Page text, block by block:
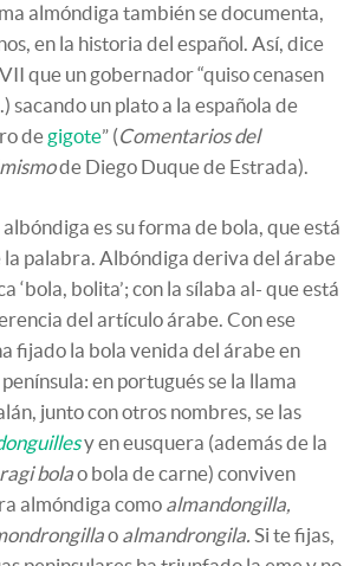
almóndiga también se documenta,
en la historia del español. Así, dice
que un gobernador “quiso cenasen
sacando un plato a la española de
de gigote” (Comentarios del
de Diego Duque de Estrada).
es su forma de bola, que está
la palabra. Albóndiga deriva del árabe
‘bola, bolita’; con la sílaba al- que está
del artículo árabe. Con ese
fijado la bola venida del árabe en
en portugués se la llama
junto con otros nombres, se las
y en eusquera (además de la
bolao bola de carne) conviven
almóndiga como almandongilla,
o almandrongila. Si te fijas,